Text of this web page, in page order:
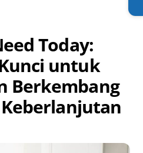
Today:
untuk
Berkembang